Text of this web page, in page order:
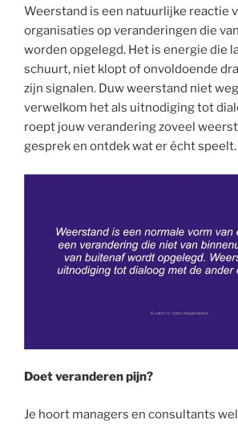
Weerstand is een natuurlijke reactie
organisaties op veranderingen die
worden opgelegd. Het is energie die
schuurt, niet klopt of onvoldoende
zijn signalen. Duw weerstand niet
verwelkom het als uitnodiging tot
roept jouw verandering zoveel
gesprek en ontdek wat er écht speelt.
Doet veranderen pijn?
Je hoort managers en consultants